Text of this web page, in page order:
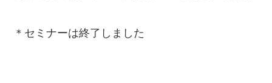
＊セミナーは終了しました